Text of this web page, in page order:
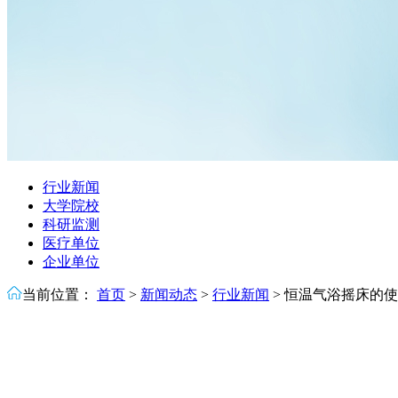
行业新闻
大学院校
科研监测
医疗单位
企业单位
当前位置： 首页 > 新闻动态 > 行业新闻 >恒温气浴摇床的